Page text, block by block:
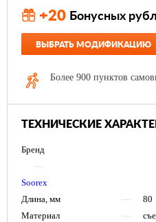
+20 Бонусных
ВЫБРАТЬ МОДИФИКАЦИЮ
Более 900 пунктов
ТЕХНИЧЕСКИЕ
Бренд
—
Soorex
Длина, мм
—
80
Материал
—